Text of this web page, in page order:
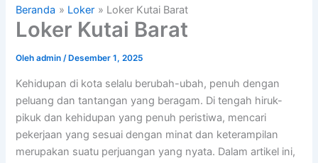
Beranda Loker Loker Kutai Barat
Loker Kutai Barat
Olehadmin/ Desember 1, 2025
Kehidupan di kota selalu berubah-ubah, penuh dengan
peluang dan tantangan yang beragam. Di tengah hiruk-
pikuk dan kehidupan yang penuh peristiwa, mencari
pekerjaan yang sesuai dengan minat dan keterampilan
merupakan suatu perjuangan yang nyata. Dalam artikel ini,